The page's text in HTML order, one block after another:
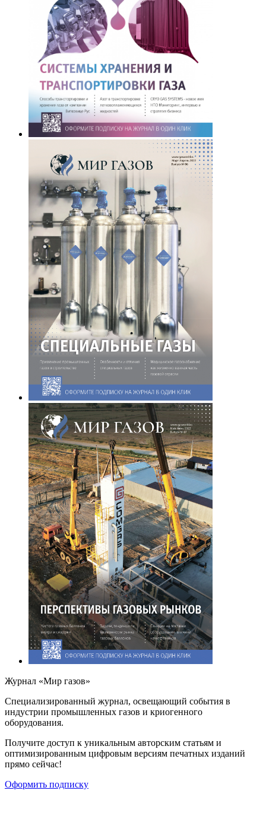
Журнал «Мир газов»
Cпециализированный журнал, освещающий события в
индустрии промышленных газов и криогенного
оборудования.
Получите доступ к уникальным авторским статьям и
оптимизированным цифровым версиям печатных изданий
прямо сейчас!
Оформить подписку